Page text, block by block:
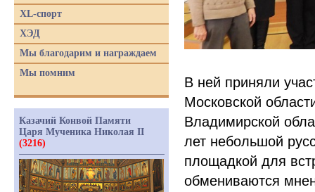
В ней приняли
Московской
Владимирской
лет небольшой
площадкой для
обмениваются
XL-спорт
ХЭД
Мы благодарим и награждаем
Мы помним
Казачий Конвой Памяти
Царя Мученика Николая II
(3216)